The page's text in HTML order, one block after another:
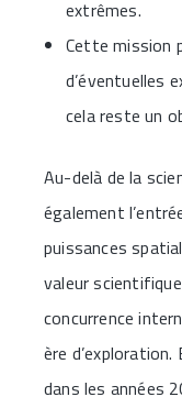
extrêmes.
Cette mission
d’éventuelles
cela reste un
Au-delà de la
également
puissances
valeur
concurrence
ère
dans les années